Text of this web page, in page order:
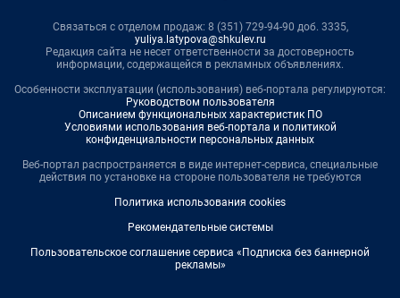
Связаться с отделом продаж: 8 (351) 729-94-90 доб. 3335,
yuliya.latypova@shkulev.ru
Редакция сайта не несет ответственности за достоверность
информации, содержащейся в рекламных объявлениях.
Особенности эксплуатации (использования) веб-портала регулируются:
Руководством пользователя
Описанием функциональных характеристик ПО
Условиями использования веб-портала и политикой
конфиденциальности персональных данных
Веб-портал распространяется в виде интернет-сервиса, специальные
действия по установке на стороне пользователя не требуются
Политика использования cookies
Рекомендательные системы
Пользовательское соглашение сервиса «Подписка без баннерной
рекламы»